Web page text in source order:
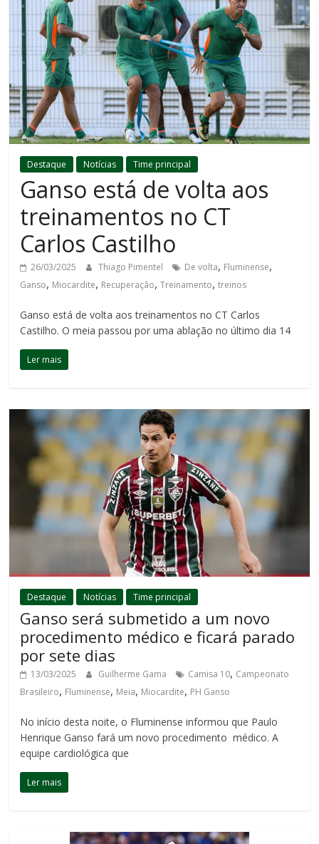
Destaque Notícias Time principal
Ganso está de volta aos
treinamentos no CT
Carlos Castilho
26/03/2025 Thiago Pimentel De volta, Fluminense,
Ganso, Miocardite, Recuperação,Treinamento,treinos
Ganso está de volta aos treinamentos no CT Carlos
Castilho. O meia passou por uma ablação no último dia 14
Ler mais
Destaque Notícias Time principal
Ganso será submetido a um novo
procedimento médico e ficará parado
por sete dias
13/03/2025 Guilherme Gama Camisa 10, Campeonato
Brasileiro, Fluminense, Meia, Miocardite, PH Ganso
No início desta noite, o Fluminense informou que Paulo
Henrique Ganso fará um novo procedimento médico. A
equipe cardiológica que
Ler mais